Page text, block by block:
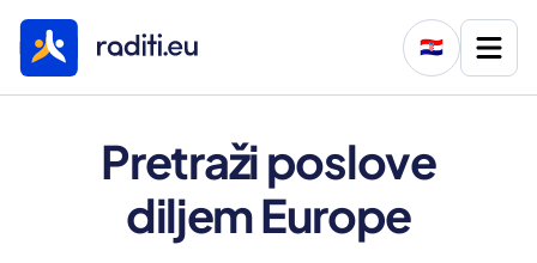
🇭🇷
Pretraži poslove
diljem Europe